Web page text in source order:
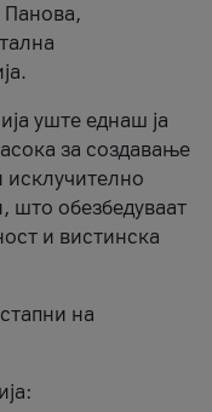
Панова,
уште еднаш ја
за создавање
што обезбедуваат
и вистинска
на